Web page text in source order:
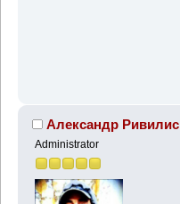
Александр Ривилис
Administrator